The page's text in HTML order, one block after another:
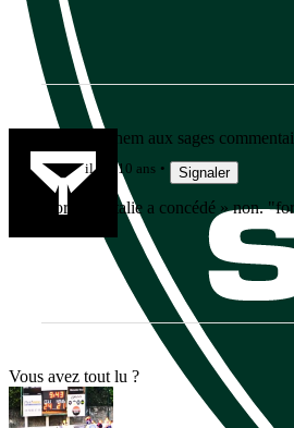
Grand Sachem aux sages
il y a 10 ans Signaler
"forçant l'Italie a concédé » non.
Vous avez tout lu ?